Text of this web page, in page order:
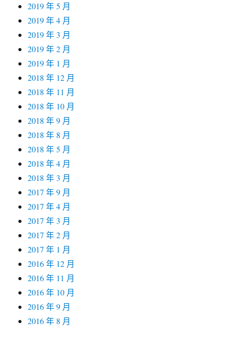
2019 年 5 月
2019 年 4 月
2019 年 3 月
2019 年 2 月
2019 年 1 月
2018 年 12 月
2018 年 11 月
2018 年 10 月
2018 年 9 月
2018 年 8 月
2018 年 5 月
2018 年 4 月
2018 年 3 月
2017 年 9 月
2017 年 4 月
2017 年 3 月
2017 年 2 月
2017 年 1 月
2016 年 12 月
2016 年 11 月
2016 年 10 月
2016 年 9 月
2016 年 8 月